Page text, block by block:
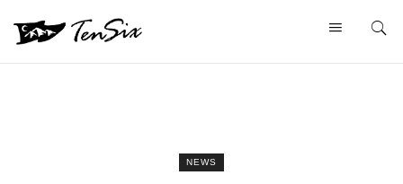
NEWS